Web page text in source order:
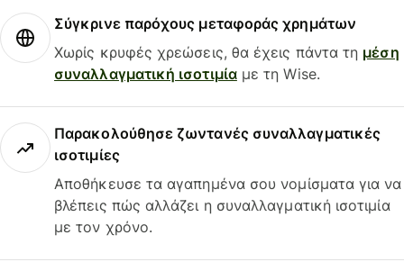
Σύγκρινε παρόχους μεταφοράς χρημάτων
Χωρίς κρυφές χρεώσεις, θα έχεις πάντα τη μέση
συναλλαγματική ισοτιμίαμε τη Wise.
Παρακολούθησε ζωντανές συναλλαγματικές
ισοτιμίες
Αποθήκευσε τα αγαπημένα σου νομίσματα για να
βλέπεις πώς αλλάζει η συναλλαγματική ισοτιμία
με τον χρόνο.